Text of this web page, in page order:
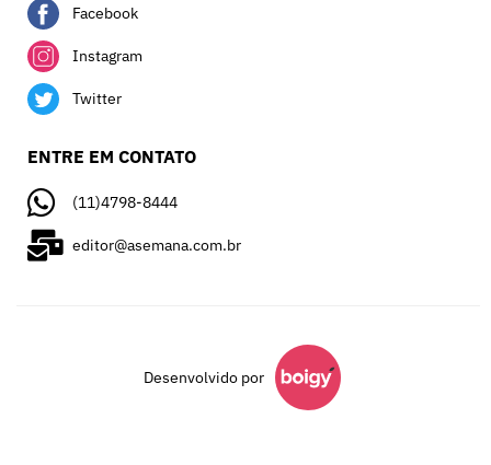
Facebook
Instagram
Twitter
ENTRE EM CONTATO
(11)4798-8444
editor@asemana.com.br
Desenvolvido por